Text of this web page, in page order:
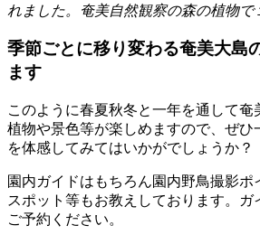
れました。奄美自然観察の森の植物
季節ごとに移り変わる奄美大島
ます
このように春夏秋冬と一年を通して奄
植物や景色等が楽しめますので、ぜひ
を体感してみてはいかがでしょうか？
園内ガイドはもちろん園内野鳥撮影
スポット等もお教えしております。ガ
ご予約ください。